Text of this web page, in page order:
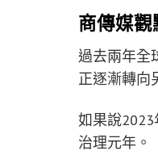
商傳媒觀
過去兩年全
正逐漸轉向
如果說
治理元年。